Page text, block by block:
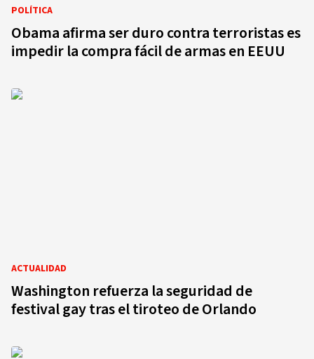
POLÍTICA
Obama afirma ser duro contra terroristas es
impedir la compra fácil de armas en EEUU
ACTUALIDAD
Washington refuerza la seguridad de
festival gay tras el tiroteo de Orlando